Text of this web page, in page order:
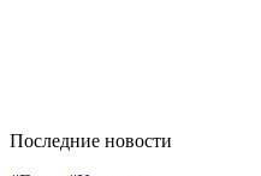
Последние новости